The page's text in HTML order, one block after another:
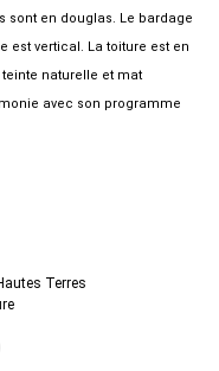
sont en douglas. Le bardage
est vertical. La toiture est en
naturelle et mat
avec son programme
Terres